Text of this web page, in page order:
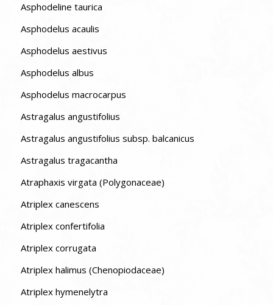
Asphodeline taurica
Asphodelus acaulis
Asphodelus aestivus
Asphodelus albus
Asphodelus macrocarpus
Astragalus angustifolius
Astragalus angustifolius subsp. balcanicus
Astragalus tragacantha
Atraphaxis virgata (Polygonaceae)
Atriplex canescens
Atriplex confertifolia
Atriplex corrugata
Atriplex halimus (Chenopiodaceae)
Atriplex hymenelytra